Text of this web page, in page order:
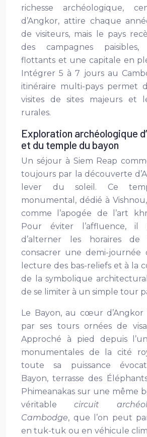
richesse archéologique,
d’Angkor, attire chaque
de visiteurs, mais le pays
des campagnes
flottants et une capitale en
Intégrer 5 à 7 jours au
itinéraire multi-pays permet
visites de sites majeurs et
rurales.
Exploration archéologique
et du temple du bayon
Un séjour à Siem Reap
toujours par la découverte
lever du soleil. Ce
monumental, dédié à
comme l’apogée de l’art
Pour éviter l’affluence, il
d’alterner les horaires
consacrer une demi-journée
lecture des bas-reliefs et à la
de la symbolique
de se limiter à un simple tour
Le Bayon, au cœur d’Angkor
par ses tours ornées de
Approché à pied depuis
monumentales de la cité
toute sa puissance
Bayon, terrasse des
Phimeanakas sur une même
véritablecircuit
Cambodge, que l’on peut
en tuk-tuk ou en véhicule